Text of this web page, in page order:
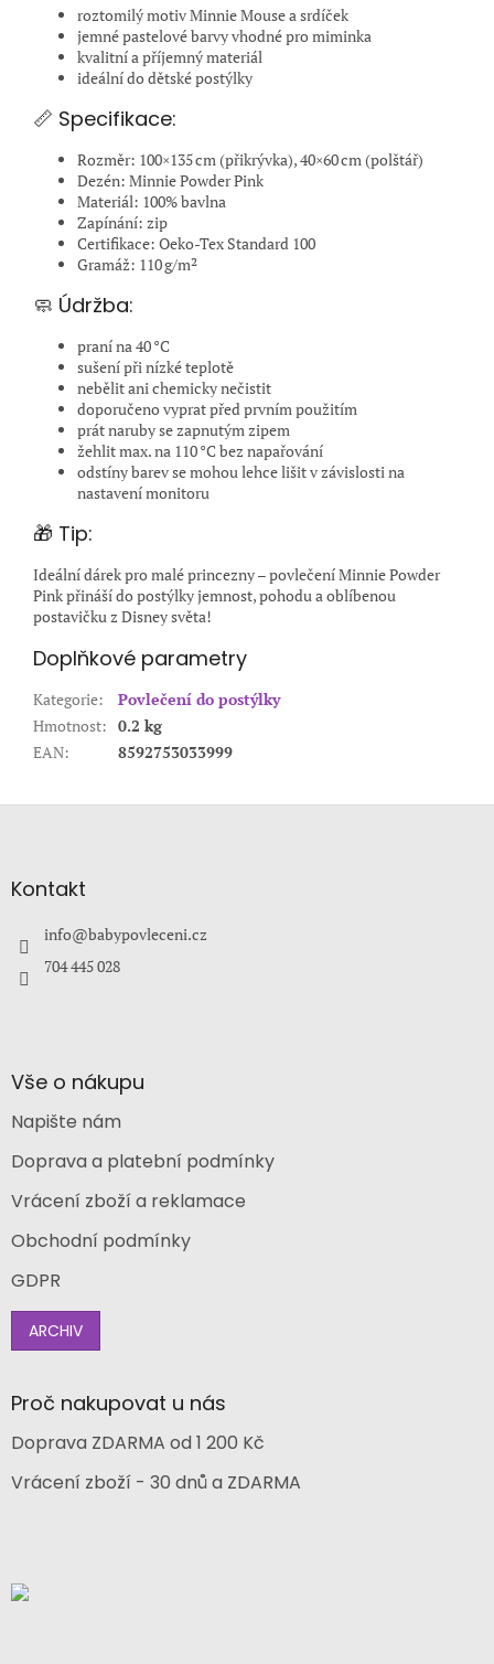
roztomilý motiv Minnie Mouse a srdíček
jemné pastelové barvy vhodné pro miminka
kvalitní a příjemný materiál
ideální do dětské postýlky
📏 Specifikace:
Rozměr: 100×135 cm (přikrývka), 40×60 cm (polštář)
Dezén: Minnie Powder Pink
Materiál: 100% bavlna
Zapínání: zip
Certifikace: Oeko-Tex Standard 100
Gramáž: 110 g/m²
🧼 Údržba:
praní na 40 °C
sušení při nízké teplotě
nebělit ani chemicky nečistit
doporučeno vyprat před prvním použitím
prát naruby se zapnutým zipem
žehlit max. na 110 °C bez napařování
odstíny barev se mohou lehce lišit v závislosti na
nastavení monitoru
🎁 Tip:
Ideální dárek pro malé princezny – povlečení Minnie Powder
Pink přináší do postýlky jemnost, pohodu a oblíbenou
postavičku z Disney světa!
Doplňkové parametry
Kategorie:
Povlečení do postýlky
Hmotnost: 0.2 kg
EAN: 8592753033999
aKontakt
info@babypovleceni.cz
704 445 028
Vše o nákupu
Napište nám
Doprava a platební podmínky
Vrácení zboží a reklamace
Obchodní podmínky
GDPR
ARCHIV
Proč nakupovat u nás
Doprava ZDARMA od 1 200 Kč
Vrácení zboží - 30 dnů a ZDARMA